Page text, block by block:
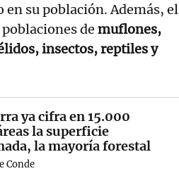
su población. Además, el
de muflones,
insectos, reptiles y
ya cifra en 15.000
la superficie
la mayoría forestal
Conde